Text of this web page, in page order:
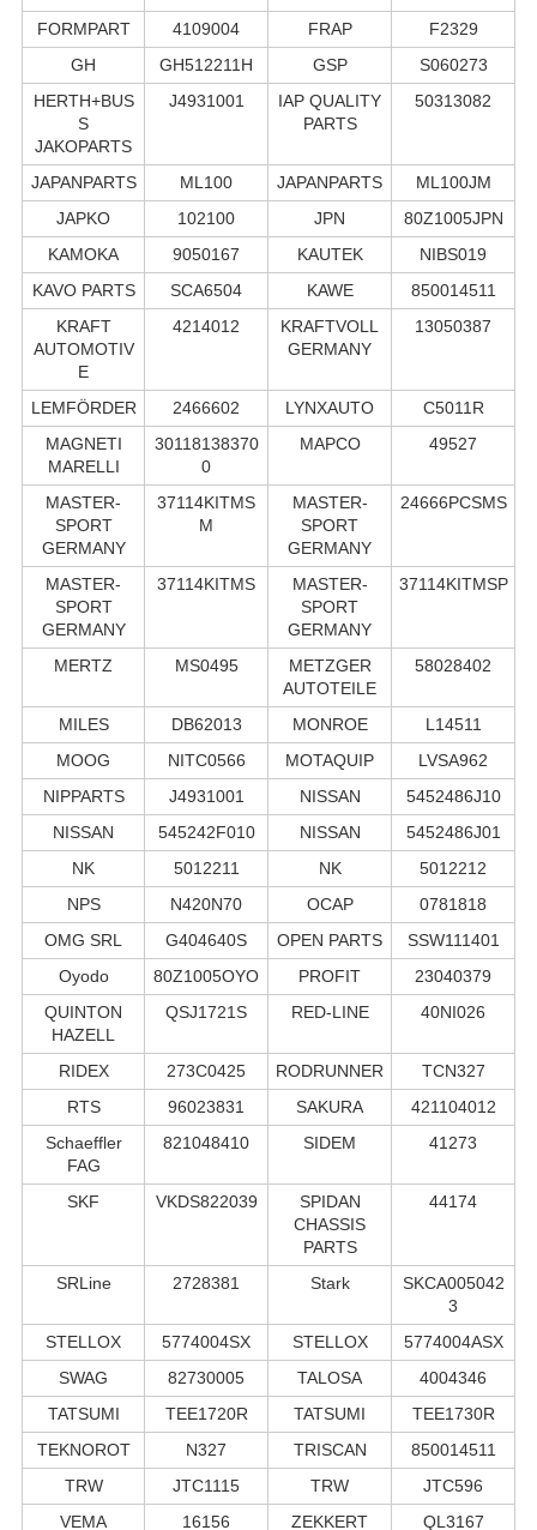
FORMPART 4109004 FRAP
F2329
GH
GH512211H GSP
S060273
HERTH+BUS
S
JAKOPARTS
J4931001
IAP QUALITY
PARTS
50313082
JAPANPARTS ML100 JAPANPARTS
ML100JM
JAPKO
102100 JPN
80Z1005JPN
KAMOKA
9050167 KAUTEK
NIBS019
KAVO PARTS
SCA6504 KAWE
850014511
KRAFT
AUTOMOTIV
E
4214012
KRAFTVOLL
GERMANY
13050387
LEMFÖRDER 2466602 LYNXAUTO
C5011R
MAGNETI
MARELLI
30118138370
0
MAPCO 49527
MASTER-
SPORT
GERMANY
37114KITMS
M
MASTER-
SPORT
GERMANY
24666PCSMS
MASTER-
SPORT
GERMANY
37114KITMS
MASTER-
SPORT
GERMANY
37114KITMSP
MERTZ MS0495
METZGER
AUTOTEILE
58028402
MILES DB62013 MONROE
L14511
MOOG
NITC0566 MOTAQUIP
LVSA962
NIPPARTS
J4931001 NISSAN
5452486J10
NISSAN
545242F010 NISSAN
5452486J01
NK
5012211 NK
5012212
NPS
N420N70 OCAP
0781818
OMG SRL
G404640S OPEN PARTS
SSW111401
Oyodo
80Z1005OYO PROFIT
23040379
QUINTON
HAZELL
QSJ1721S RED-LINE 40NI026
RIDEX 273C0425 RODRUNNER
TCN327
RTS
96023831 SAKURA
421104012
Schaeffler
FAG
821048410 SIDEM 41273
SKF VKDS822039
SPIDAN
CHASSIS
PARTS
44174
SRLine 2728381 Stark
SKCA005042
3
STELLOX
5774004SX STELLOX
5774004ASX
SWAG
82730005 TALOSA
4004346
TATSUMI
TEE1720R TATSUMI
TEE1730R
TEKNOROT
N327 TRISCAN
850014511
TRW
JTC1115 TRW
JTC596
VEMA
16156 ZEKKERT QL3167